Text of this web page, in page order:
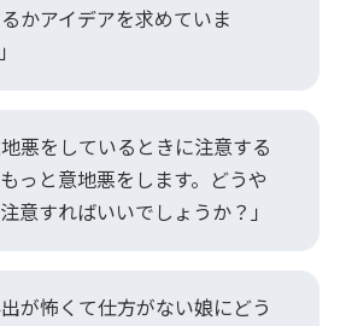
かアイデアを求めていま
地悪をしているときに注意する
っと意地悪をします。どうや
意すればいいでしょうか？」
出が怖くて仕方がない娘にどう